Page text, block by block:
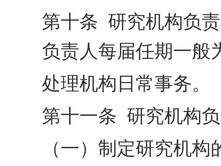
第十条 研究机构负
负责人每届任期一般
处理机构日常事务。
第十一条 研究机构
（一）制定研究机